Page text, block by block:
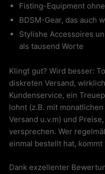
Fisting-Equipment
BDSM-Gear, das auch
Stylishe Accessoires
als tausend Worte
Klingt gut? Wird besser:
diskreten Versand,
Kundenservice, ein
lohnt (z.B. mit
Versand u.v.m) und
versprechen. Wer
einmal bestellt hat, kommt
Dank exzellenter